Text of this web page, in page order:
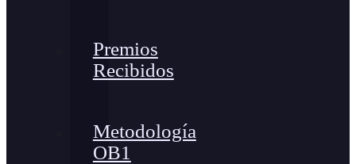
Premios
Recibidos
Metodología
OB1